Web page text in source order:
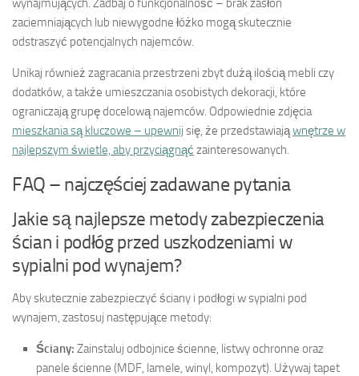
zaciemniających lub niewygodne łóżko mogą skutecznie
odstraszyć potencjalnych najemców.
Unikaj również zagracania przestrzeni zbyt dużą ilością mebli czy
dodatków, a także umieszczania osobistych dekoracji, które
ograniczają grupę docelową najemców. Odpowiednie zdjęcia
mieszkania są kluczowe – upewnij się, że przedstawiająwnętrze w
najlepszym świetle, aby przyciągnąć zainteresowanych.
FAQ – najczęściej zadawane pytania
Jakie są najlepsze metody zabezpieczenia
ścian i podłóg przed uszkodzeniami w
sypialni pod wynajem?
Aby skutecznie zabezpieczyć ściany i podłogi w sypialni pod
wynajem, zastosuj następujące metody:
Ściany: Zainstaluj odbojnice ścienne, listwy ochronne oraz
panele ścienne (MDF, lamele, winyl, kompozyt). Używaj tapet